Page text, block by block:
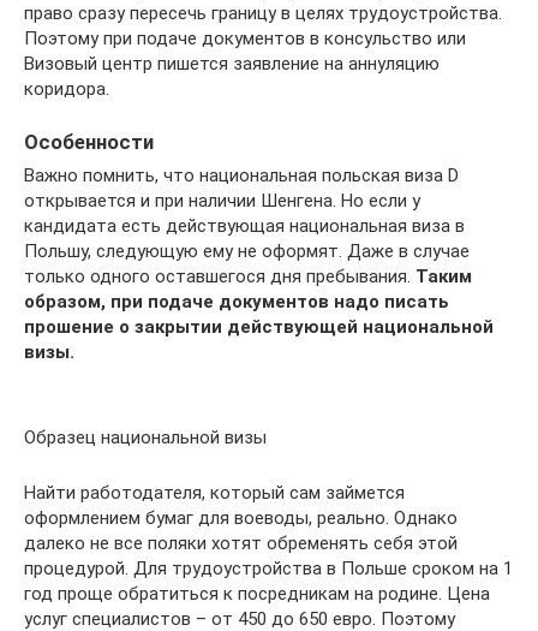
право сразу пересечь границу в целях трудоустройства.
Поэтому при подаче документов в консульство или
Визовый центр пишется заявление на аннуляцию
коридора.
Особенности
Важно помнить, что национальная польская виза D
открывается и при наличии Шенгена. Но если у
кандидата есть действующая национальная виза в
Польшу, следующую ему не оформят. Даже в случае
только одного оставшегося дня пребывания. Таким
образом, при подаче документов надо писать
прошение о закрытии действующей национальной
визы.
Образец национальной визы
Найти работодателя, который сам займется
оформлением бумаг для воеводы, реально. Однако
далеко не все поляки хотят обременять себя этой
процедурой. Для трудоустройства в Польше сроком на 1
год проще обратиться к посредникам на родине. Цена
услуг специалистов – от 450 до 650 евро. Поэтому